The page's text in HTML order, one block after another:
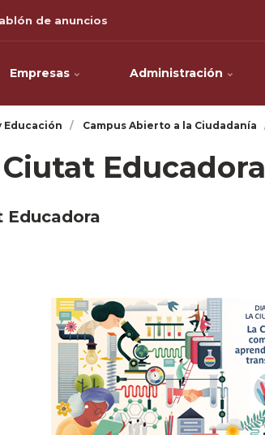
de anuncios
Empresas Administración
Educación Campus Abierto a la Ciudadanía
Educadora
Educadora